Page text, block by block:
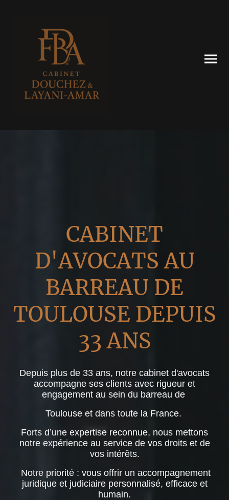
CABINET
D'AVOCATS AU
BARREAU DE
TOULOUSE DEPUIS
33 ANS
Depuis plus de 33 ans, notre cabinet d'avocats
accompagne ses clients avec rigueur et
engagement au sein du barreau de
Toulouse et dans toute la France.
Forts d’une expertise reconnue, nous mettons
notre expérience au service de vos droits et de
vos intérêts.
Notre priorité : vous offrir un accompagnement
juridique et judiciaire personnalisé, efficace et
humain.